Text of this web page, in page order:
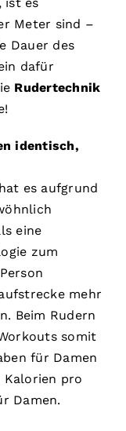
Meter sind –
Dauer des
dafür
Rudertechnik
identisch,
es aufgrund
eine
zum
mehr
Beim Rudern
somit
für Damen
Kalorien pro
Damen.